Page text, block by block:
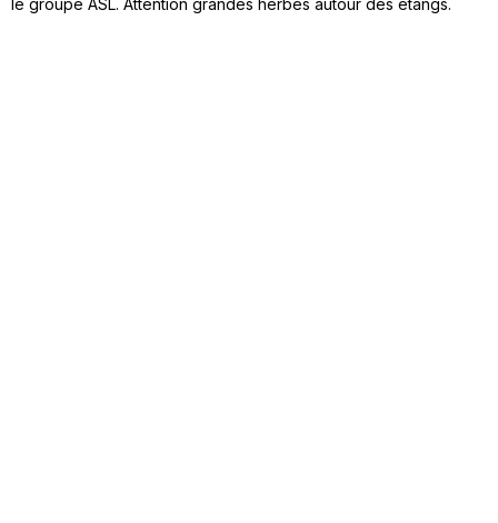
le groupe ASL. Attention grandes herbes autour des étangs.